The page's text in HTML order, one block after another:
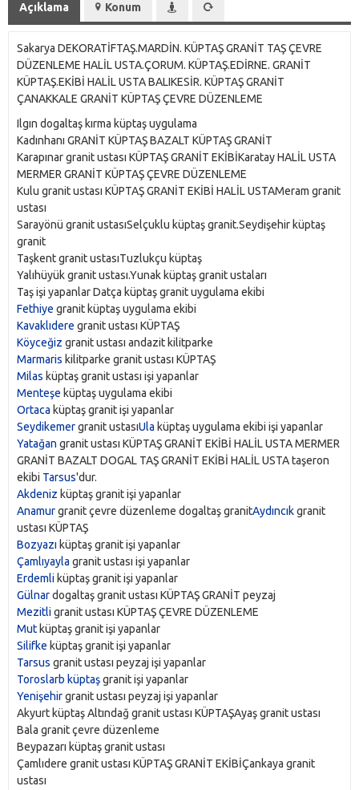
Açıklama Konum
Sakarya DEKORATİFTAŞ.MARDİN. KÜPTAŞ GRANİT TAŞ ÇEVRE
DÜZENLEME HALİL USTA.ÇORUM. KÜPTAŞ.EDİRNE. GRANİT
KÜPTAŞ.EKİBİ HALİL USTA BALIKESİR. KÜPTAŞ GRANİT
ÇANAKKALE GRANİT KÜPTAŞ ÇEVRE DÜZENLEME
Ilgın dogaltaş kırma küptaş uygulama
Kadınhanı GRANİT KÜPTAŞ BAZALT KÜPTAŞ GRANİT
Karapınar granit ustası KÜPTAŞ GRANİT EKİBİKaratay HALİL USTA
MERMER GRANİT KÜPTAŞ ÇEVRE DÜZENLEME
Kulu granit ustası KÜPTAŞ GRANİT EKİBİ HALİL USTAMeram granit
ustası
Sarayönü granit ustasıSelçuklu küptaş granit.Seydişehir küptaş
granit
Taşkent granit ustasıTuzlukçu küptaş
Yalıhüyük granit ustası.Yunak küptaş granit ustaları
Taş işi yapanlar Datça küptaş granit uygulama ekibi
Fethiye granit küptaş uygulama ekibi
Kavaklıdere granit ustası KÜPTAŞ
Köyceğiz granit ustası andazit kilitparke
Marmaris kilitparke granit ustası KÜPTAŞ
Milas küptaş granit ustası işi yapanlar
Menteşe küptaş uygulama ekibi
Ortaca küptaş granit işi yapanlar
Seydikemergranit ustasıUla küptaş uygulama ekibi işi yapanlar
Yatağan granit ustası KÜPTAŞ GRANİT EKİBİ HALİL USTA MERMER
GRANİT BAZALT DOGAL TAŞ GRANİT EKİBİ HALİL USTA taşeron
ekibi Tarsus'dur.
Akdeniz küptaş granit işi yapanlar
Anamurgranit çevre düzenleme dogaltaş granitAydıncıkgranit
ustası KÜPTAŞ
Bozyazı küptaş granit işi yapanlar
Çamlıyayla granit ustası işi yapanlar
Erdemli küptaş granit işi yapanlar
Gülnardogaltaş granit ustası KÜPTAŞ GRANİT peyzaj
Mezitligranit ustası KÜPTAŞ ÇEVRE DÜZENLEME
Mut küptaş granit işi yapanlar
Silifke küptaş granit işi yapanlar
Tarsus granit ustası peyzaj işi yapanlar
Toroslarb küptaşgranit işi yapanlar
Yenişehirgranit ustası peyzaj işi yapanlar
Akyurt küptaş Altındağ granit ustası KÜPTAŞAyaş granit ustası
Bala granit çevre düzenleme
Beypazarı küptaş granit ustası
Çamlıdere granit ustası KÜPTAŞ GRANİT EKİBİÇankaya granit
ustası